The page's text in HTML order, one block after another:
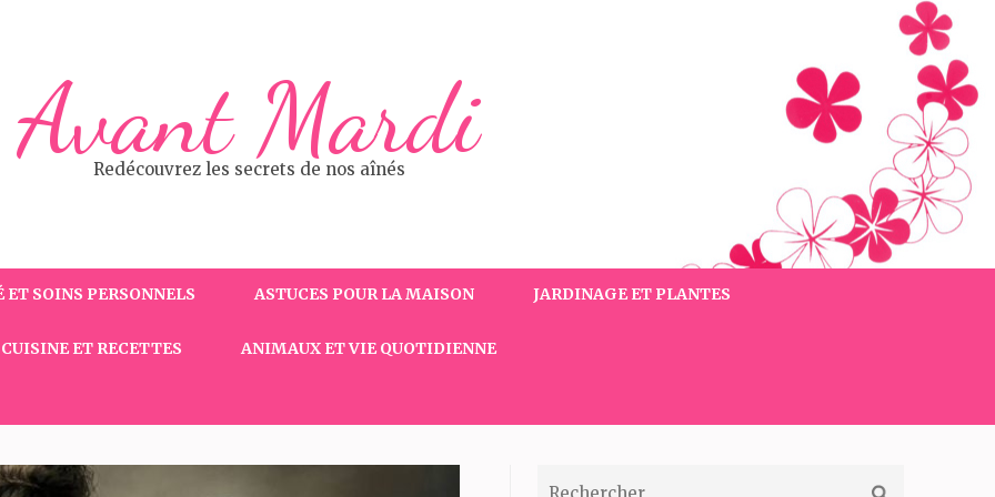
Avant Mardi
Redécouvrez les secrets de nos aînés
ET SOINS PERSONNELS ASTUCES POUR LA MAISON JARDINAGE ET PLANTES
CUISINE ET RECETTES ANIMAUX ET VIE QUOTIDIENNE
RECHERCHER